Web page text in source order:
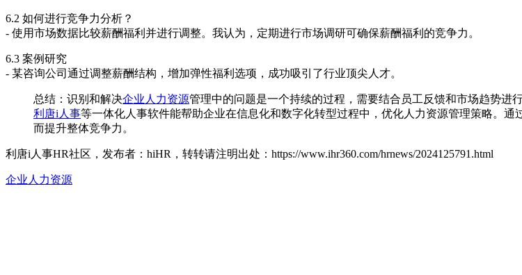
6.2 如何进行竞争力分析？
- 使用市场数据比较薪酬福利并进行调整。我认为，定期进行市场调研可确保薪酬福利的竞争力。
6.3 案例研究
- 某咨询公司通过调整薪酬结构，增加弹性福利选项，成功吸引了行业顶尖人才。
总结：识别和解决企业人力资源管理中的问题是一个持续的过程，需要结合员工反馈和市场趋势进
利唐i人事等一体化人事软件能帮助企业在信息化和数字化转型过程中，优化人力资源管理策略。
而提升整体竞争力。
利唐i人事HR社区，发布者：hiHR，转转请注明出处： https://www.ihr360.com/hrnews/2024125791.html
企业人力资源